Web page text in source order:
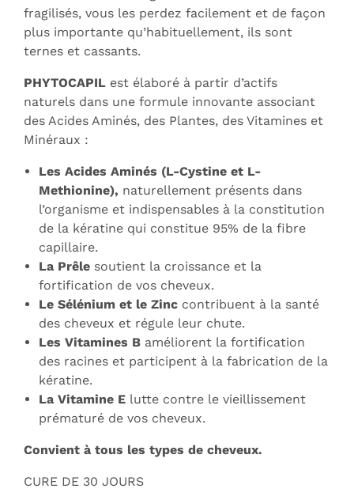
fragilisés, vous les perdez facilement et de façon
plus importante qu’habituellement, ils sont
ternes et cassants.
PHYTOCAPIL est élaboré à partir d’actifs
naturels dans une formule innovante associant
des Acides Aminés, des Plantes, des Vitamines et
Minéraux :
Les Acides Aminés (L-Cystine et L-
Methionine), naturellement présents dans
l’organisme et indispensables à la constitution
de la kératine qui constitue 95% de la fibre
capillaire.
La Prêle soutient la croissance et la
fortification de vos cheveux.
Le Sélénium et le Zinc contribuent à la santé
des cheveux et régule leur chute.
Les Vitamines B améliorent la fortification
des racines et participent à la fabrication de la
kératine.
La Vitamine E lutte contre le vieillissement
prématuré de vos cheveux.
Convient à tous les types de cheveux.
CURE DE 30 JOURS